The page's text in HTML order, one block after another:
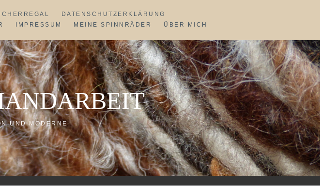
DATENSCHUTZERKLÄRUNG
IMPRESSUM MEINE SPINNRÄDER ÜBER MICH
UND MODERNE